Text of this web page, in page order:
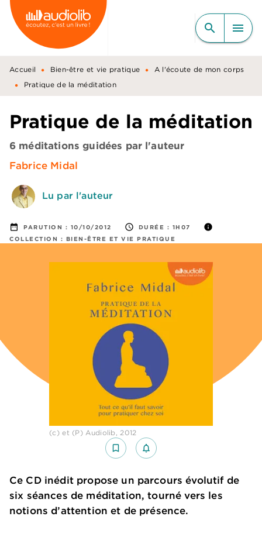
MENU RECHERCHE
CONTENU
PIED DE PAGE
search menu
Accueil • Bien-être et vie pratique • A l'écoute de mon corps
• Pratique de la méditation
Pratique de la méditation
6 méditations guidées par l'auteur
Fabrice Midal
Lu par l'auteur
date_range PARUTION : 10/10/2012 access_time DURÉE : 1H07 info
COLLECTION : BIEN-ÊTRE ET VIE PRATIQUE
(c) et (P) Audiolib, 2012
bookmark_border notifications_none_outlined
Ce CD inédit propose un parcours évolutif de
six séances de méditation, tourné vers les
notions d’attention et de présence.